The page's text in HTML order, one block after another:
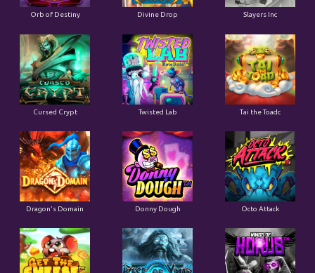
Orb of Destiny Divine Drop Slayers Inc
Cursed Crypt Twisted Lab Tai the Toadc
Dragon's Domain Donny Dough Octo Attack